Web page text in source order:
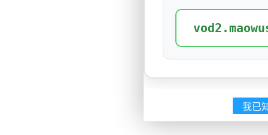
我已